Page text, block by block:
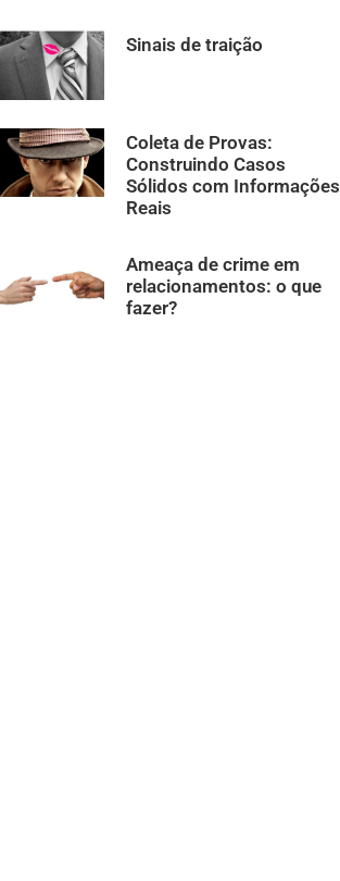
Sinais de traição
Coleta de Provas:
Construindo Casos
Sólidos com Informações
Reais
Ameaça de crime em
relacionamentos: o que
fazer?